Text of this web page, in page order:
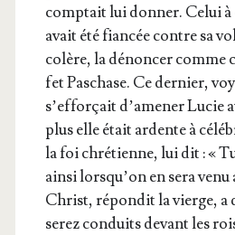
comp­tait lui don­ner. Celui à
avait été fian­cée contre sa
colère, la dénon­cer comme
fet Paschase. Ce der­nier,
s’ef­for­çait d’a­me­ner Lucie
plus elle était ardente à
la foi chré­tienne, lui dit : «
ain­si lors­qu’on en sera
Christ, répon­dit la vierge, a
serez conduits devant les